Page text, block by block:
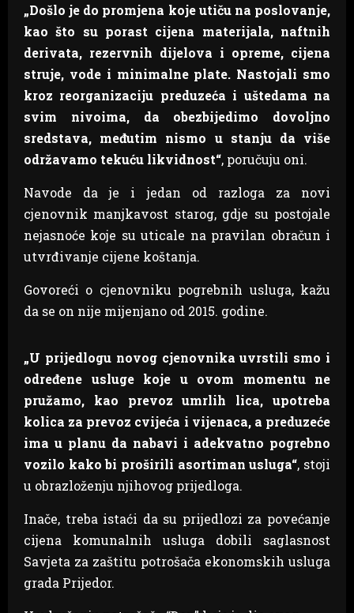
„Došlo je do promjena koje utiču na poslovanje,
kao što su porast cijena materijala, naftnih
derivata, rezervnih dijelova i opreme, cijena
struje, vode i minimalne plate. Nastojali smo
kroz reorganizaciju preduzeća i uštedama na
svim nivoima, da obezbijedimo dovoljno
sredstava, međutim nismo u stanju da više
održavamo tekuću likvidnost“, poručuju oni.
Navode da je i jedan od razloga za novi
cjenovnik manjkavost starog, gdje su postojale
nejasnoće koje su uticale na pravilan obračun i
utvrđivanje cijene koštanja.
Govoreći o cjenovniku pogrebnih usluga, kažu
da se on nije mijenjano od 2015. godine.
„U prijedlogu novog cjenovnika uvrstili smo i
određene usluge koje u ovom momentu ne
pružamo, kao prevoz umrlih lica, upotreba
kolica za prevoz cvijeća i vijenaca, a preduzeće
ima u planu da nabavi i adekvatno pogrebno
vozilo kako bi proširili asortiman usluga“, stoji
u obrazloženju njihovog prijedloga.
Inače, treba istaći da su prijedlozi za povećanje
cijena komunalnih usluga dobili saglasnost
Savjeta za zaštitu potrošača ekonomskih usluga
grada Prijedor.